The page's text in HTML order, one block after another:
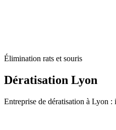
Élimination rats et souris
Dératisation Lyon
Entreprise de dératisation à Lyon